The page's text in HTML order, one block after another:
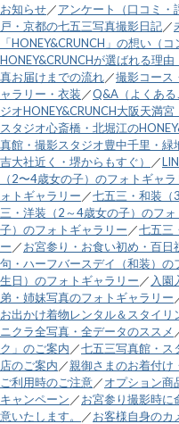
お知らせ／アンケート（口コミ・
戸・京都の七五三写真撮影日記／
「HONEY&CRUNCH」の想い（コ
HONEY&CRUNCHが選ばれる理由
真お届けまでの流れ／撮影コース
ャラリー・衣装 ／Q&A（よくある
ジオHONEY&CRUNCH大阪天満
スタジオ心斎橋・北堀江の
真館・撮影スタジオ豊中千里・緑
吉大社近く・堺からもすぐ）
／
（2〜4歳女の子）のフォトギャラ
ォトギャラリー ／七五三・和装（
三・洋装（2～4歳女の子）のフ
子）のフォトギャラリー ／七五三
ー ／お宮参り・お食い初め・百
句・ハーフバースデイ（和装）の
生日）のフォトギャラリー ／ 入園
弟・姉妹写真のフォトギャラリー
お出かけ着物レンタル＆スタイリ
ニクラ全写真・全データのススメ
ク」のご案内 ／七五三写真館・ス
店のご案内 ／親御さまのお着付け
ご利用時のご注意／オプション商
キャンペーン ／お宮参り撮影時に
意いたします。
／お客様自身のカ